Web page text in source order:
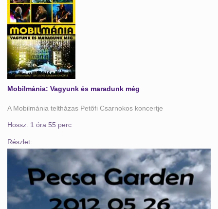
Mobilmánia: Vagyunk és maradunk még
A Mobilmánia teltházas Petőfi Csarnokos koncertje
Hossz: 1 óra 55 perc
Részlet: